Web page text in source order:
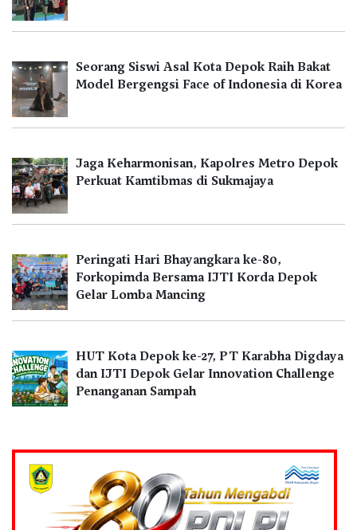
Seorang Siswi Asal Kota Depok Raih Bakat
Model Bergengsi Face of Indonesia di Korea
Jaga Keharmonisan, Kapolres Metro Depok
Perkuat Kamtibmas di Sukmajaya
Peringati Hari Bhayangkara ke-80,
Forkopimda Bersama IJTI Korda Depok
Gelar Lomba Mancing
HUT Kota Depok ke-27, PT Karabha Digdaya
dan IJTI Depok Gelar Innovation Challenge
Penanganan Sampah